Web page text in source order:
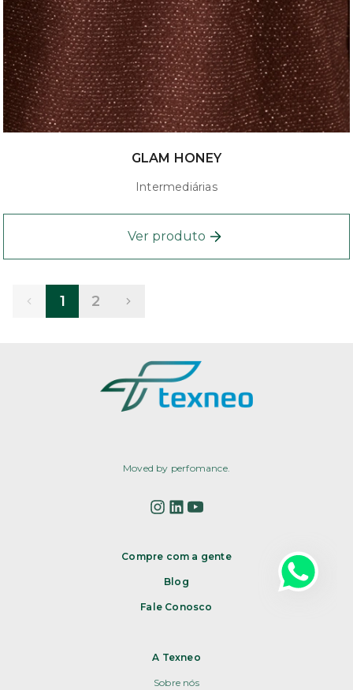
GLAM HONEY
Intermediárias
Ver produto
1 2
Moved by perfomance.
Compre com a gente
Blog
Fale Conosco
A Texneo
Sobre nós